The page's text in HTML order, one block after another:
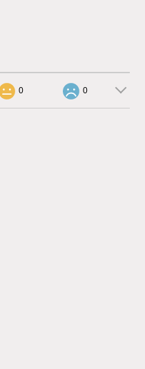
0 0